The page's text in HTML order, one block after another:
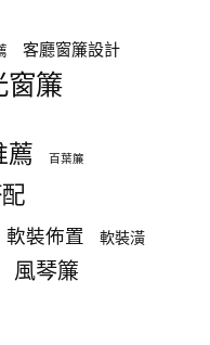
客廳窗簾設計
窗簾
薦 百葉簾
軟裝佈置 軟裝潢
風琴簾